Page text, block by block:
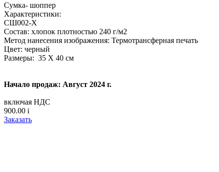
Сумка- шоппер
Характеристики:
СШ002-Х
Состав: хлопок плотностью 240 г/м2
Метод нанесения изображения: Термотрансферная печать
Цвет: черный
Размеры: 35 Х 40 см
Начало продаж: Август 2024 г.
включая НДС
900.00 i
Заказать